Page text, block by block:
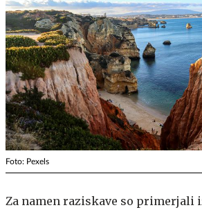
Foto: Pexels
Za namen raziskave so primerjali